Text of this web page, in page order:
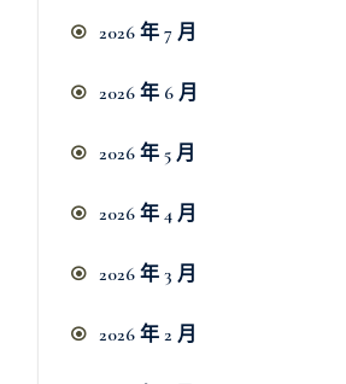
2026 年 7 月
2026 年 6 月
2026 年 5 月
2026 年 4 月
2026 年 3 月
2026 年 2 月